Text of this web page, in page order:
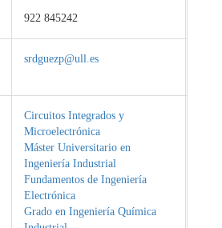
922 845242
srdguezp@ull.es
Circuitos Integrados y
Microelectrónica
Máster Universitario en
Ingeniería Industrial
Fundamentos de Ingeniería
Electrónica
Grado en Ingeniería Química